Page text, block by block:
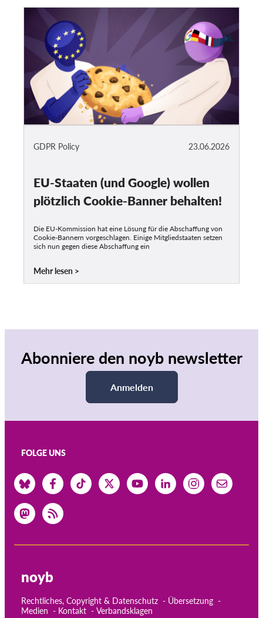
23.06.2026
GDPR Policy
EU-Staaten (und Google) wollen
plötzlich Cookie-Banner behalten!
Die EU-Kommission hat eine Lösung für die Abschaffung von
Cookie-Bannern vorgeschlagen. Einige Mitgliedstaaten setzen
sich nun gegen diese Abschaffung ein
Mehr lesen
Abonniere den noyb newsletter
Anmelden
FOLGE UNS
noyb
Rechtliches, Copyright & Datenschutz
Übersetzung
Medien
Kontakt Verbandsklagen